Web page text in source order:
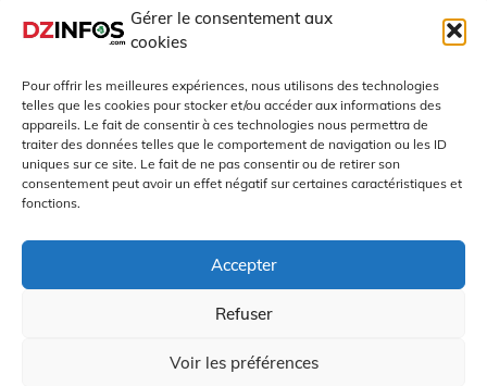
Gérer le consentement aux
cookies
Pour offrir les meilleures expériences, nous utilisons des technologies
telles que les cookies pour stocker et/ou accéder aux informations des
appareils. Le fait de consentir à ces technologies nous permettra de
traiter des données telles que le comportement de navigation ou les ID
uniques sur ce site. Le fait de ne pas consentir ou de retirer son
consentement peut avoir un effet négatif sur certaines caractéristiques et
fonctions.
Accepter
Refuser
Voir les préférences
La Suisse élimine l’Algérie et décroche son billet
pour les huitièmes de finale du Mondial.Une
victoire nette et sans bavureLe
LIRE PLUS
Juillet 3, 2026
Proudly powered by WordPress|Theme: Polite by